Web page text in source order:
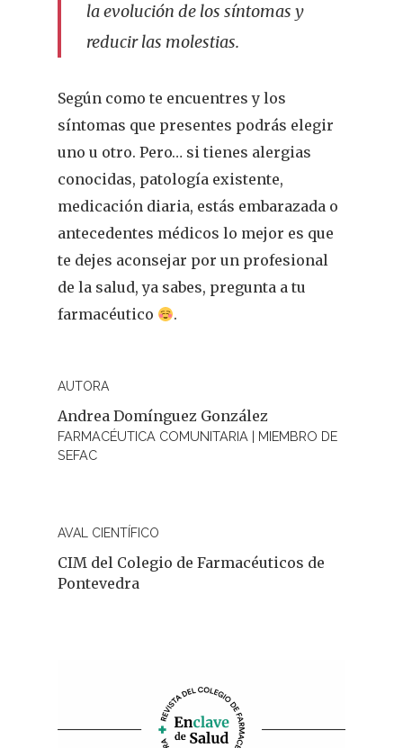
la evolución de los síntomas y
reducir las molestias.
Según como te encuentres y los
síntomas que presentes podrás elegir
uno u otro. Pero… si tienes alergias
conocidas, patología existente,
medicación diaria, estás embarazada o
antecedentes médicos lo mejor es que
te dejes aconsejar por un profesional
de la salud, ya sabes, pregunta a tu
farmacéutico
.
AUTORA
Andrea Domínguez González
FARMACÉUTICA COMUNITARIA | MIEMBRO DE
SEFAC
AVAL CIENTÍFICO
CIM del Colegio de Farmacéuticos de
Pontevedra
Cuídate